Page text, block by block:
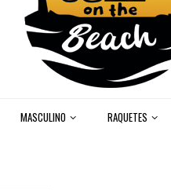
MASCULINO RAQUETES